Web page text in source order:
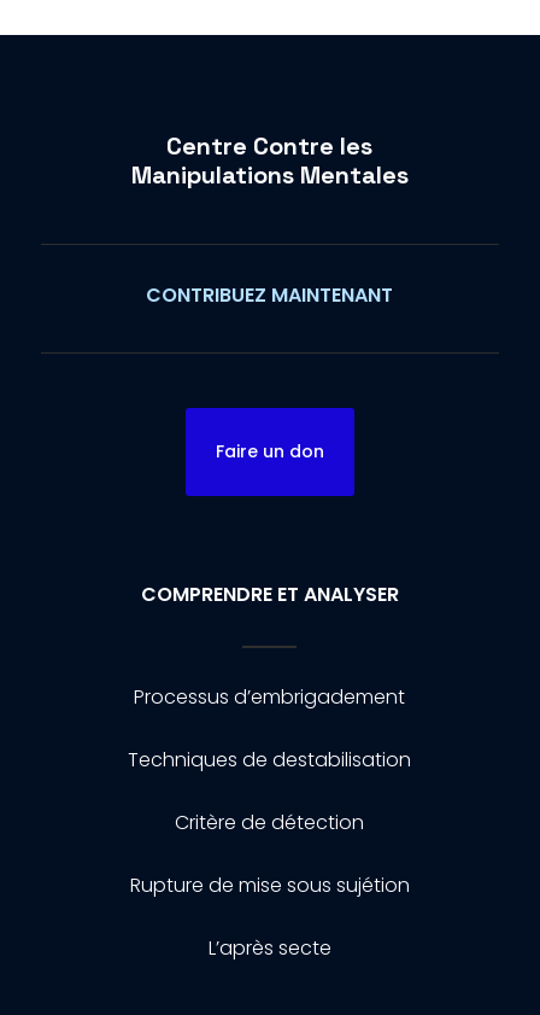
Centre Contre les
Manipulations Mentales
CONTRIBUEZ MAINTENANT
Faire un don
COMPRENDRE ET ANALYSER
Processus d’embrigadement
Techniques de destabilisation
Critère de détection
Rupture de mise sous sujétion
L’après secte